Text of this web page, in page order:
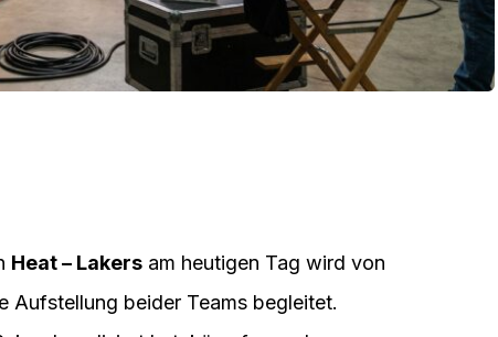
Heat – Lakersam heutigen Tag wird von
Aufstellung beider Teams begleitet.